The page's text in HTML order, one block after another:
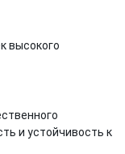
высокого
и устойчивость к